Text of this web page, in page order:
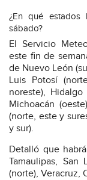
¿En qué estados
sábado?
El Servicio
este fin de
de Nuevo León
Luis Potosí
noreste),
Michoacán
(norte, este y
y sur).
Detalló que
Tamaulipas, San
(norte), Veracruz,